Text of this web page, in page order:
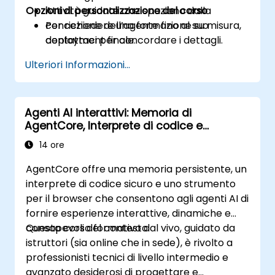
Attività guidate che spaziano dalla
concezione dell’agente fino al suo
deployment finale.
Opzioni di personalizzazione del corso
Per richiedere una formazione su misura,
contattaci per concordare i dettagli.
Ulteriori Informazioni...
Agenti AI interattivi: Memoria di
AgentCore, Interprete di codice e
Strumento per il browser in azione
14 ore
AgentCore offre una memoria persistente, un
interprete di codice sicuro e uno strumento
per il browser che consentono agli agenti AI di
fornire esperienze interattive, dinamiche e
consapevoli del contesto.
Questo corso formativo dal vivo, guidato da
istruttori (sia online che in sede), è rivolto a
professionisti tecnici di livello intermedio e